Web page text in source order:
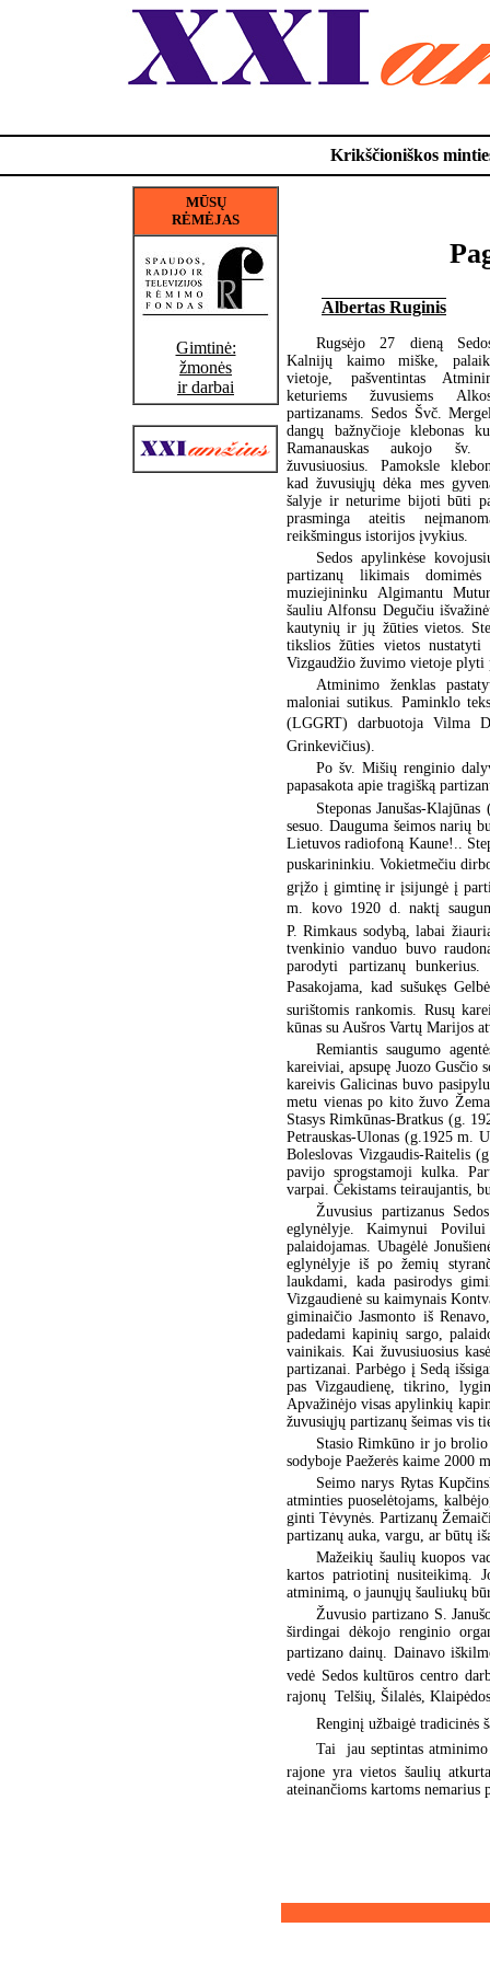
Krikščioniškos
MŪSŲ
RĖMĖJAS
Gimtinė:
žmonės
ir darbai
Albertas Ruginis
Rugsėjo 27 dieną
Kalnijų kaimo miške,
vietoje, pašventintas
keturiems žuvusiems
partizanams. Sedos Švč.
dangų bažnyčioje klebonas
Ramanauskas aukojo
žuvusiuosius. Pamoksle
kad žuvusiųjų dėka mes
šalyje ir neturime bijoti būti
prasminga ateitis
reikšmingus istorijos įvykius.
Sedos apylinkėse
partizanų likimais
muziejininku Algimantu
šauliu Alfonsu Degučiu
kautynių ir jų žūties vietos.
tikslios žūties vietos
Vizgaudžio žuvimo vietoje
Atminimo ženklas
maloniai sutikus. Paminklo
(LGGRT) darbuotoja Vilma
Grinkevičius).
Po šv. Mišių renginio
papasakota apie tragišką
Steponas Janušas-
sesuo. Dauguma šeimos narių
Lietuvos radiofoną Kaune!..
puskarininkiu. Vokietmečiu
grįžo į gimtinę ir įsijungė į
m. kovo 1920 d. naktį
P. Rimkaus sodybą, labai
tvenkinio vanduo buvo
parodyti partizanų
Pasakojama, kad sušukęs
surištomis rankomis. Rusų
kūnas su Aušros Vartų Marijos
Remiantis saugumo
kareiviai, apsupę Juozo Gusčio
kareivis Galicinas buvo
metu vienas po kito žuvo
Stasys Rimkūnas-Bratkus (g.
Petrauskas-Ulonas (g.1925 m.
Boleslovas Vizgaudis-Raitelis
pavijo sprogstamoji kulka.
varpai. Čekistams teiraujantis,
Žuvusius partizanus
eglynėlyje. Kaimynui
palaidojamas. Ubagėlė
eglynėlyje iš po žemių
laukdami, kada pasirodys
Vizgaudienė su kaimynais
giminaičio Jasmonto iš
padedami kapinių sargo,
vainikais. Kai žuvusiuosius
partizanai. Parbėgo į Sedą
pas Vizgaudienę, tikrino,
Apvažinėjo visas apylinkių
žuvusiųjų partizanų šeimas vis
Stasio Rimkūno ir jo
sodyboje Paežerės kaime 2000
Seimo narys Rytas
atminties puoselėtojams,
ginti Tėvynės. Partizanų
partizanų auka, vargu, ar būtų
Mažeikių šaulių kuopos
kartos patriotinį nusiteikimą.
atminimą, o jaunųjų šauliukų
Žuvusio partizano S.
širdingai dėkojo renginio
partizano dainų. Dainavo
vedė Sedos kultūros centro
rajonų  Telšių, Šilalės,
Renginį užbaigė tradicinės
Tai  jau septintas
rajone yra vietos šaulių
ateinančioms kartoms nemarius